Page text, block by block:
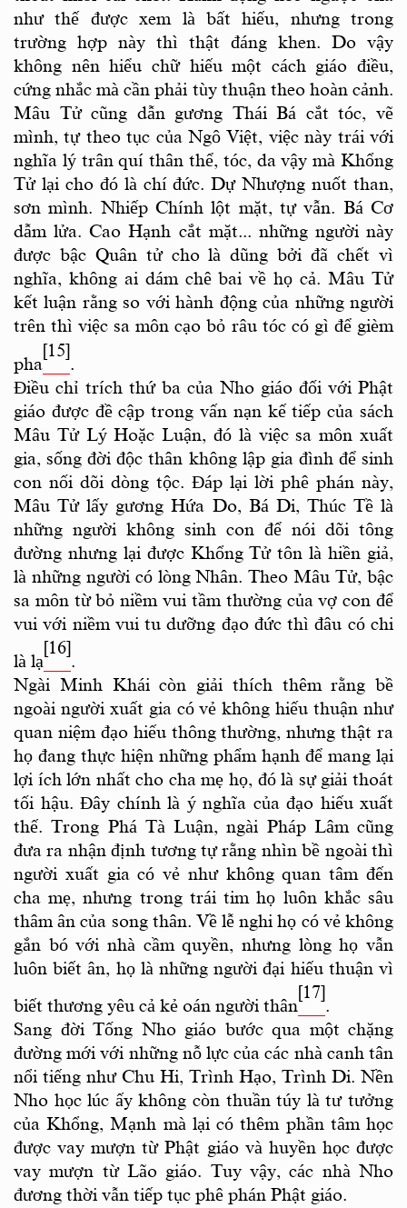
như thế được xem là bất hiếu, nhưng trong
trường hợp này thì thật đáng khen. Do vậy
không nên hiểu chữ hiếu một cách giáo điều,
cứng nhắc mà cần phải tùy thuận theo hoàn cảnh.
Mâu Tử cũng dẫn gương Thái Bá cắt tóc, vẽ
mình, tự theo tục của Ngô Việt, việc này trái với
nghĩa lý trân quí thân thể, tóc, da vậy mà Khổng
Tử lại cho đó là chí đức. Dự Nhượng nuốt than,
sơn mình. Nhiếp Chính lột mặt, tự vẫn. Bá Cơ
dẫm lửa. Cao Hạnh cắt mặt... những người này
được bậc Quân tử cho là dũng bởi đã chết vì
nghĩa, không ai dám chê bai về họ cả. Mâu Tử
kết luận rằng so với hành động của những người
trên thì việc sa môn cạo bỏ râu tóc có gì để gièm
pha
[15]
.
Điều chỉ trích thứ ba của Nho giáo đối với Phật
giáo được đề cập trong vấn nạn kế tiếp của sách
Mâu Tử Lý Hoặc Luận, đó là việc sa môn xuất
gia, sống đời độc thân không lập gia đình để sinh
con nối dõi dòng tộc. Đáp lại lời phê phán này,
Mâu Tử lấy gương Hứa Do, Bá Di, Thúc Tề là
những người không sinh con để nói dõi tông
đường nhưng lại được Khổng Tử tôn là hiền giả,
là những người có lòng Nhân. Theo Mâu Tử, bậc
sa môn từ bỏ niềm vui tầm thường của vợ con để
vui với niềm vui tu dưỡng đạo đức thì đâu có chi
là lạ
[16]
.
Ngài Minh Khái còn giải thích thêm rằng bề
ngoài người xuất gia có vẻ không hiếu thuận như
quan niệm đạo hiếu thông thường, nhưng thật ra
họ đang thực hiện những phẩm hạnh để mang lại
lợi ích lớn nhất cho cha mẹ họ, đó là sự giải thoát
tối hậu. Đây chính là ý nghĩa của đạo hiếu xuất
thế. Trong Phá Tà Luận, ngài Pháp Lâm cũng
đưa ra nhận định tương tự rằng nhìn bề ngoài thì
người xuất gia có vẻ như không quan tâm đến
cha mẹ, nhưng trong trái tim họ luôn khắc sâu
thâm ân của song thân. Về lễ nghi họ có vẻ không
gắn bó với nhà cầm quyền, nhưng lòng họ vẫn
luôn biết ân, họ là những người đại hiếu thuận vì
biết thương yêu cả kẻ oán người thân
[17]
.
Sang đời Tống Nho giáo bước qua một chặng
đường mới với những nỗ lực của các nhà canh tân
nổi tiếng như Chu Hi, Trình Hạo, Trình Di. Nền
Nho học lúc ấy không còn thuần túy là tư tưởng
của Khổng, Mạnh mà lại có thêm phần tâm học
được vay mượn từ Phật giáo và huyền học được
vay mượn từ Lão giáo. Tuy vậy, các nhà Nho
đương thời vẫn tiếp tục phê phán Phật giáo.